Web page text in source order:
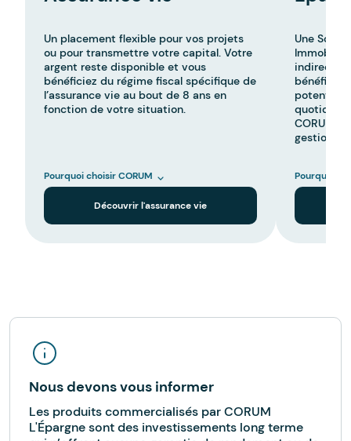
Un placement flexible pour vos projets
ou pour transmettre votre capital. Votre
argent reste disponible et vous
bénéficiez du régime fiscal spécifique de
l’assurance vie au bout de 8 ans en
fonction de votre situation.
Pourquoi choisir CORUM
Découvrir l'assurance vie
Une
Immobilier
bénéficier
CORUM
gestion.
Pourquoi
Nous devons vous informer
Les produits commercialisés par CORUM
L'Épargne sont des investissements long terme